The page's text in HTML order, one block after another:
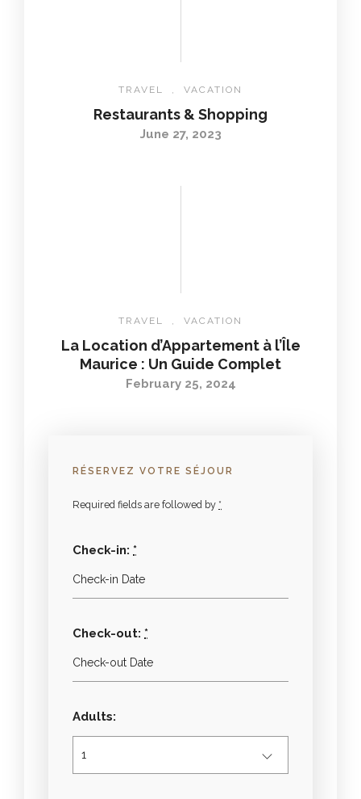
TRAVEL , VACATION
Restaurants & Shopping
June 27, 2023
TRAVEL , VACATION
La Location d’Appartement à l’Île
Maurice : Un Guide Complet
February 25, 2024
RÉSERVEZ VOTRE SÉJOUR
Required fields are followed by *
Check-in: *
Check-out: *
Adults: